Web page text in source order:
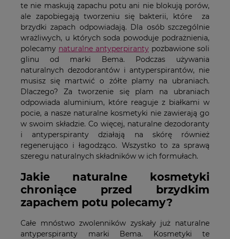
te nie maskują zapachu potu ani nie blokują porów,
ale zapobiegają tworzeniu się bakterii, które za
brzydki zapach odpowiadają. Dla osób szczególnie
wrażliwych, u których soda powoduje podrażnienia,
polecamy naturalne antyperpiranty pozbawione soli
glinu od marki Bema. Podczas używania
naturalnych dezodorantów i antyperspirantów, nie
musisz się martwić o żółte plamy na ubraniach.
Dlaczego? Za tworzenie się plam na ubraniach
odpowiada aluminium, które reaguje z białkami w
pocie, a nasze naturalne kosmetyki nie zawierają go
w swoim składzie. Co więcej, naturalne dezodoranty
i antyperspiranty działają na skórę również
regenerująco i łagodząco. Wszystko to za sprawą
szeregu naturalnych składników w ich formułach.
Jakie naturalne kosmetyki
chroniące przed brzydkim
zapachem potu polecamy?
Całe mnóstwo zwolenników zyskały już naturalne
antyperspiranty marki Bema. Kosmetyki te